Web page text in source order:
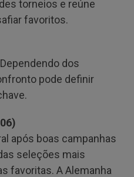
torneios e reúne
favoritos.
dos
pode definir
após boas campanhas
seleções mais
favoritas. A Alemanha